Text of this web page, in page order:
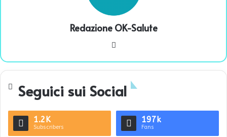
Redazione OK-Salute
te
Seguici sui Social
1.2K
Subscribers
197k
Fans